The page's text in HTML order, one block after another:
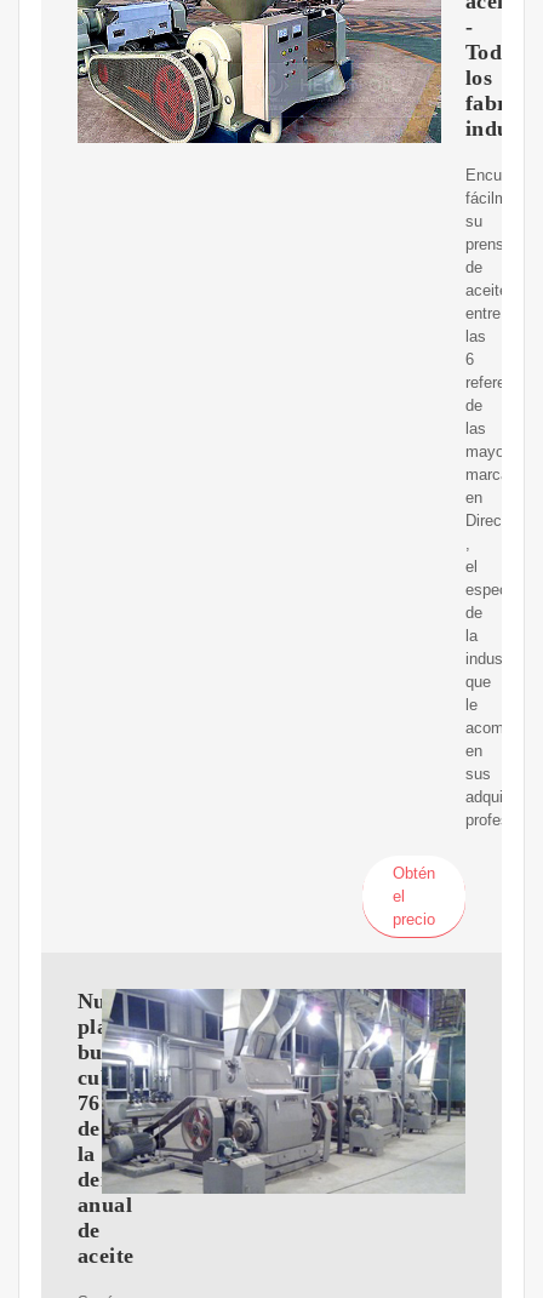
-
Todos
los
Encuentre
fácilmente
su
prensa
de
aceite
entre
las
6
referencias
de
las
mayores
marcas
en
el
de
la
industria
que
le
en
sus
Obtén
el
precio
Nueva
planta
busca
cubrir
76%
de
la
demanda
anual
de
aceite